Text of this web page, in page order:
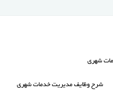
شهری
شرح وظایف مدیریت خدمات شهری